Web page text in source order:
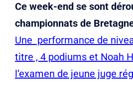
Ce week-end se sont
championnats de
Une performance de
titre , 4 podiums et Noah
l’examen de jeune juge